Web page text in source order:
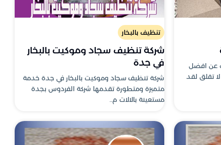
عن افضل
تقلق لقد
تنظيف بالبخار
شركة تنظيف سجاد وموكيت بالبخار
في جدة
شركة تنظيف سجاد وموكيت بالبخار في جدة خدمة
متميزة ومتطورة تقدمها شركة الفردوس بجدة
مستعينة بالالات م..